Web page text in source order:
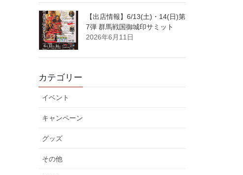
【出店情報】6/13(土)・14(日)第
7弾 群馬戦国御城印サミット
2026年6月11日
カテゴリー
イベント
キャンペーン
グッズ
その他